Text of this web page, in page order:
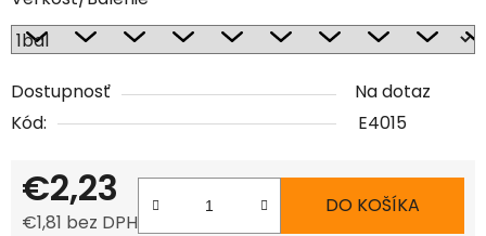
Dostupnosť
Na dotaz
Kód:
E4015
€2,23
€1,81 bez DPH
DO KOŠÍKA